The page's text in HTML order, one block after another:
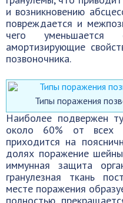
и возникновению
повреждается и
чего уменьшается
амортизирующие
позвоночника.
Типы поражения
Наиболее подвержен
около 60% от всех
приходится на
долях поражение
иммунная защита
гранулезная ткань
месте поражения